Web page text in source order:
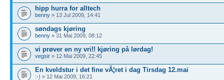
hipp hurra for alltech
benny » 13 Jul 2009, 14:41
søndags kjøring
benny » 31 Mai 2009, 08:12
vi prøver en ny vri!! kjøring på lørdag!
vegsir » 12 Mai 2009, 22:45
En kveldstur i det fine vÃ¦ret i dag Tirsdag 12.mai
:-) » 12 Mai 2009, 16:21